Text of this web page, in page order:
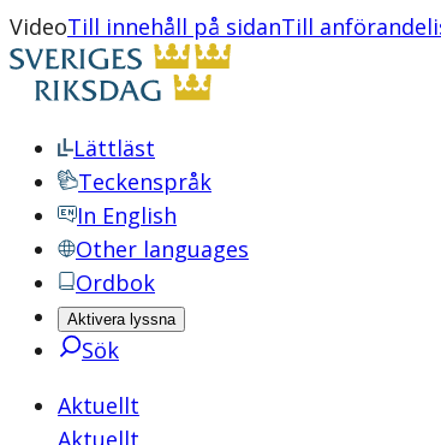
VideoTill innehåll på sidanTill
Lättläst
Teckenspråk
In English
Other languages
Ordbok
Aktivera lyssna
Sök
Aktuellt
Aktuellt